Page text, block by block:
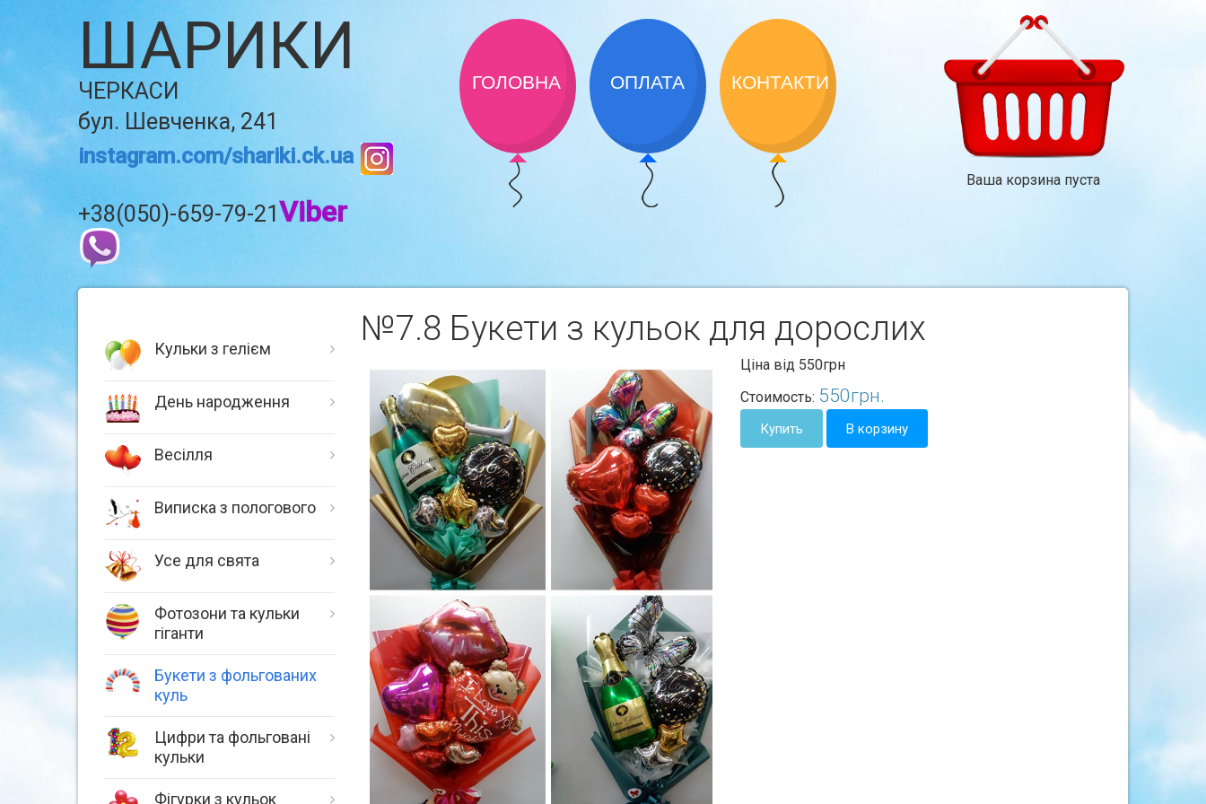
ШАРИКИ
ЧЕРКАСИ
бул. Шевченка, 241
instagram.com/shariki.ck.ua
+38(050)-659-79-21Viber
ГОЛОВНА ОПЛАТА КОНТАКТИ
Ваша корзина пуста
Кульки з гелієм
День народження
Весілля
Виписка з пологового
Усе для свята
Фотозони та кульки
гіганти
Букети з фольгованих
куль
Цифри та фольговані
кульки
Фігурки з кульок
№7.8 Букети з кульок для дорослих
Ціна від 550грн
Стоимость: 550грн.
Купить В корзину